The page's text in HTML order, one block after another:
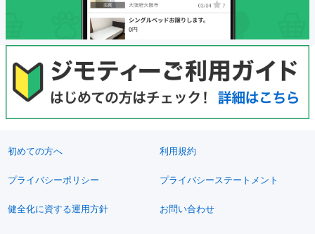
初めての方へ 利用規約
プライバシーポリシー プライバシーステートメント
健全化に資する運用方針 お問い合わせ